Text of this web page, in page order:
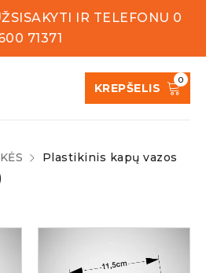
IR TELEFONU 0
71371
KREPŠELIS
0
Plastikinis kapų vazos